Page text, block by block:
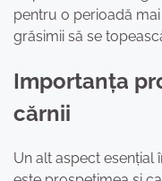
pentru o perioadă
grăsimii să se
Importanța
cărnii
Un alt aspect esențial